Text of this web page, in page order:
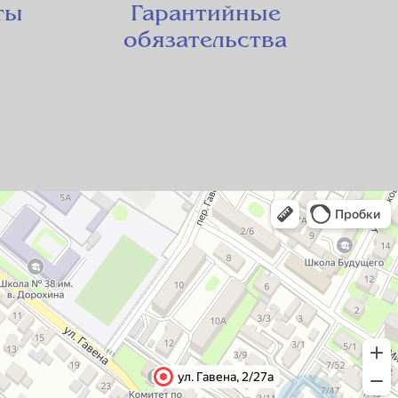
Гарантийные
обязательства